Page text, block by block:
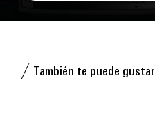
También te puede gustar